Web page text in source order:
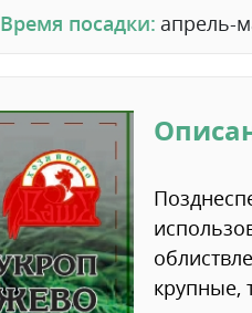
Время посадки: апрель-
крупные,